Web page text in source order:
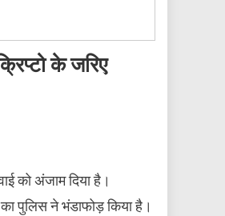
के जरिए
को अंजाम दिया है।
पुलिस ने भंडाफोड़ किया है।